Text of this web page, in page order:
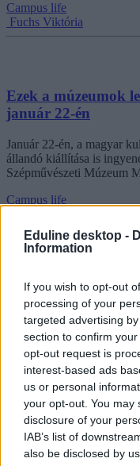
Eduline desktop -
Information
If you wish to opt-out
processing of your
targeted advertising
section to confirm
opt-out request is
interest-based ads
us or personal
your opt-out. You may
disclosure of your
IAB’s list of
also be disclosed by
Campus life
Fuchs Viktória
Ezek a múzeumok
január 22-én
Január 22-én, a magyar
állandó kiállítása is
Szépművészeti Múzeum
Campus life
Rangos
gyerekprogramja
A múzeum egy egész
érdemelte ki a különdíjat.
Campus life
Gál Luca